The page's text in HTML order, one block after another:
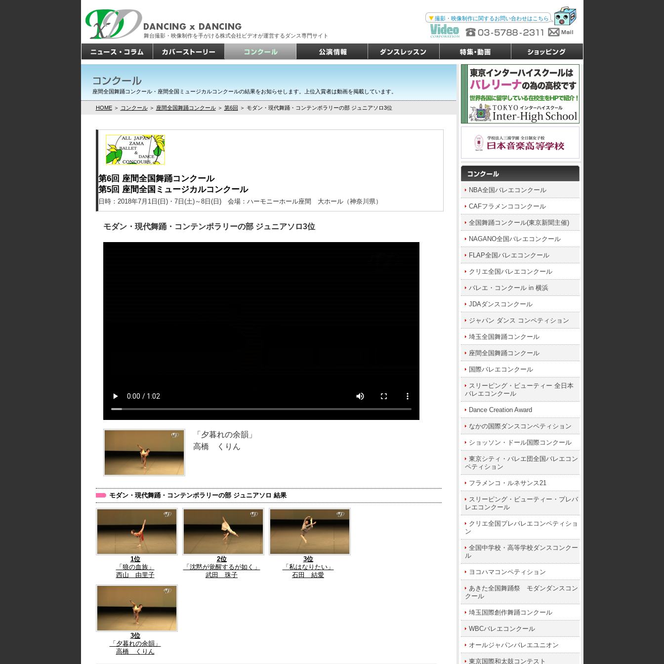
舞台撮影・映像制作を手がける株式会社ビデオが運営するダンス専門サイト
撮影・映像制作に関するお問い合わせはこちら
座間全国舞踊コンクール・座間全国ミュージカルコンクールの結果をお知らせします。上位入賞者は動画を掲載しています。
HOME＞ コンクール＞ 座間全国舞踊コンクール＞ 第6回 ＞ モダン・現代舞踊・コンテンポラリーの部 ジュニアソロ3位
第6回 座間全国舞踊コンクール
第5回 座間全国ミュージカルコンクール
日時：2018年7月1日(日)・7日(土)～8日(日) 会場：ハーモニーホール座間 大ホール（神奈川県）
モダン・現代舞踊・コンテンポラリーの部 ジュニアソロ3位
「夕暮れの余韻」
高橋 くりん
モダン・現代舞踊・コンテンポラリーの部 ジュニアソロ 結果
1位
「狼の血族」
西山 由里子
2位
「沈黙が覚醒するが如く」
武田 珠子
3位
「私はなりたい」
石田 結愛
3位
「夕暮れの余韻」
高橋 くりん
NBA全国バレエコンクール
CAFフラメンココンクール
全国舞踊コンクール(東京新聞主催)
NAGANO全国バレエコンクール
FLAP全国バレエコンクール
クリエ全国バレエコンクール
バレエ・コンクール in 横浜
JDAダンスコンクール
ジャパン ダンス コンペティション
埼玉全国舞踊コンクール
座間全国舞踊コンクール
国際バレエコンクール
スリーピング・ビューティー 全日本
バレエコンクール
Dance Creation Award
なかの国際ダンスコンペティション
ショッソン・ドール国際コンクール
東京シティ・バレエ団全国バレエコン
ペティション
フラメンコ・ルネサンス21
スリーピング・ビューティー・プレバ
レエコンクール
クリエ全国プレバレエコンペティショ
ン
全国中学校・高等学校ダンスコンクー
ル
ヨコハマコンペティション
あきた全国舞踊祭 モダンダンスコン
クール
埼玉国際創作舞踊コンクール
WBCバレエコンクール
オールジャパンバレエユニオン
東京国際和太鼓コンテスト